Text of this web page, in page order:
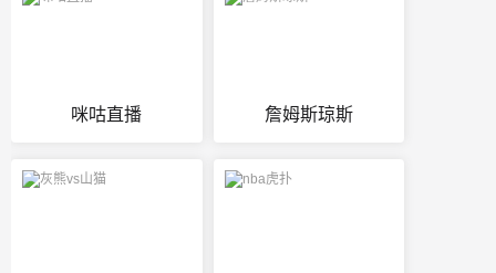
咪咕直播 詹姆斯琼斯